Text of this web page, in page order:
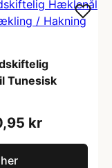
Tunesisk
kr